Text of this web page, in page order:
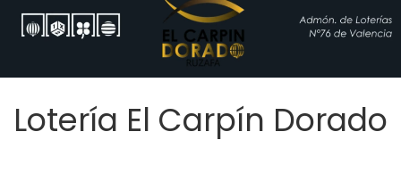
Lotería El Carpín Dorado